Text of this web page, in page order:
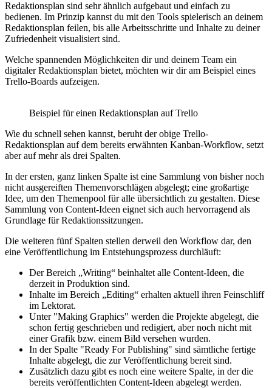
Redaktionsplan sind sehr ähnlich aufgebaut und einfach zu
bedienen. Im Prinzip kannst du mit den Tools spielerisch an deinem
Redaktionsplan feilen, bis alle Arbeitsschritte und Inhalte zu deiner
Zufriedenheit visualisiert sind.
Welche spannenden Möglichkeiten dir und deinem Team ein
digitaler Redaktionsplan bietet, möchten wir dir am Beispiel eines
Trello-Boards aufzeigen.
Beispiel für einen Redaktionsplan auf Trello
Wie du schnell sehen kannst, beruht der obige Trello-
Redaktionsplan auf dem bereits erwähnten Kanban-Workflow, setzt
aber auf mehr als drei Spalten.
In der ersten, ganz linken Spalte ist eine Sammlung von bisher noch
nicht ausgereiften Themenvorschlägen abgelegt; eine großartige
Idee, um den Themenpool für alle übersichtlich zu gestalten. Diese
Sammlung von Content-Ideen eignet sich auch hervorragend als
Grundlage für Redaktionssitzungen.
Die weiteren fünf Spalten stellen derweil den Workflow dar, den
eine Veröffentlichung im Entstehungsprozess durchläuft:
Der Bereich „Writing“ beinhaltet alle Content-Ideen, die
derzeit in Produktion sind.
Inhalte im Bereich „Editing“ erhalten aktuell ihren Feinschliff
im Lektorat.
Unter "Making Graphics" werden die Projekte abgelegt, die
schon fertig geschrieben und redigiert, aber noch nicht mit
einer Grafik bzw. einem Bild versehen wurden.
In der Spalte "Ready For Publishing" sind sämtliche fertige
Inhalte abgelegt, die zur Veröffentlichung bereit sind.
Zusätzlich dazu gibt es noch eine weitere Spalte, in der die
bereits veröffentlichten Content-Ideen abgelegt werden.